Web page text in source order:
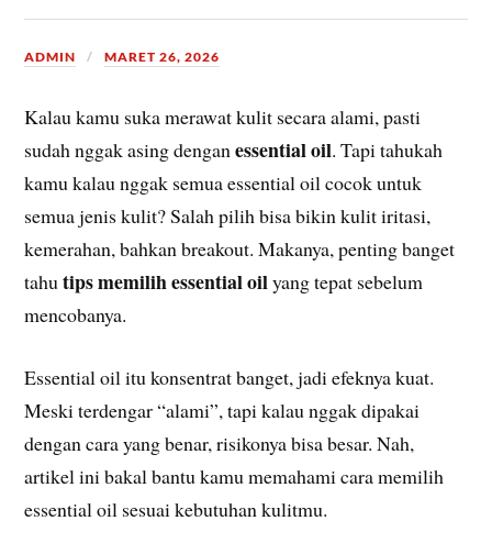
ADMIN MARET 26, 2026
Kalau kamu suka merawat kulit secara alami, pasti
sudah nggak asing denganessential oil. Tapi tahukah
kamu kalau nggak semua essential oil cocok untuk
semua jenis kulit? Salah pilih bisa bikin kulit iritasi,
kemerahan, bahkan breakout. Makanya, penting banget
tahutips memilih essential oilyang tepat sebelum
mencobanya.
Essential oil itu konsentrat banget, jadi efeknya kuat.
Meski terdengar “alami”, tapi kalau nggak dipakai
dengan cara yang benar, risikonya bisa besar. Nah,
artikel ini bakal bantu kamu memahami cara memilih
essential oil sesuai kebutuhan kulitmu.